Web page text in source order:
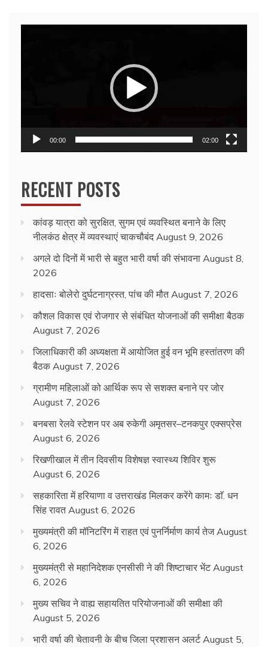
00:00 02:00
RECENT POSTS
कांवड़ यात्रा को सुरक्षित, सुगम एवं व्यवस्थित बनाने के लिए
नीलकंठ क्षेत्र में व्यवस्थाएं चाकचौबंद August 9, 2026
अगले दो दिनों में भारी से बहुत भारी वर्षा की संभावना August 8,
2026
हादसाः बोलेरो दुर्घटनाग्रस्त, पांच की मौत August 7, 2026
कौशल विकास एवं रोजगार से संबंधित योजनाओं की समीक्षा बैठक
August 7, 2026
जिलाधिकारी की अध्यक्षता में आयोजित हुई वन भूमि हस्तांतरण की
बैठक August 7, 2026
ग्रामीण महिलाओं को आर्थिक रूप से सशक्त बनाने पर जोर
August 7, 2026
बनबसा रेलवे स्टेशन पर अब रुकेगी अमृतसर–टनकपुर एक्सप्रेस
August 6, 2026
रिखणीखाल में तीन दिवसीय विशेषज्ञ स्वास्थ्य शिविर शुरू
August 6, 2026
सहकारिता में हरियाणा व उत्तराखंड मिलकर करेंगे कामः डाॅ. धन
सिंह रावत August 6, 2026
मुख्यमंत्री की मॉनिटरिंग में राहत एवं पुनर्निर्माण कार्य तेज August
6, 2026
मुख्यमंत्री से महानिदेशक एनसीसी ने की शिष्टाचार भेंट August
6, 2026
मुख्य सचिव ने वाह्य सहायतित परियोजनाओं की समीक्षा की
August 5, 2026
भारी वर्षा की चेतावनी के बीच जिला प्रशासन अलर्ट August 5,